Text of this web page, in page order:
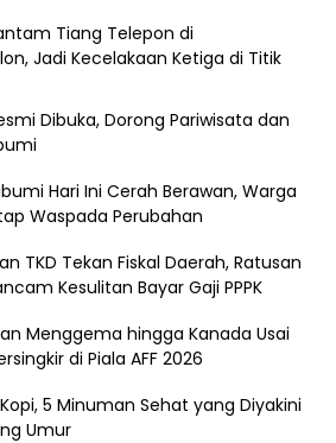
Tiang Telepon di
Jadi Kecelakaan Ketiga di Titik
Dibuka, Dorong Pariwisata dan
Hari Ini Cerah Berawan, Warga
Waspada Perubahan
TKD Tekan Fiskal Daerah, Ratusan
Kesulitan Bayar Gaji PPPK
Menggema hingga Kanada Usai
di Piala AFF 2026
5 Minuman Sehat yang Diyakini
Umur